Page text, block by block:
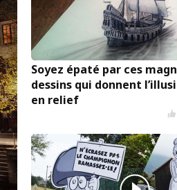
Soyez épaté par ces
dessins qui donnent
en relief